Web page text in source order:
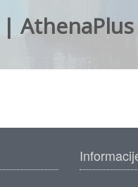
| AthenaPlus